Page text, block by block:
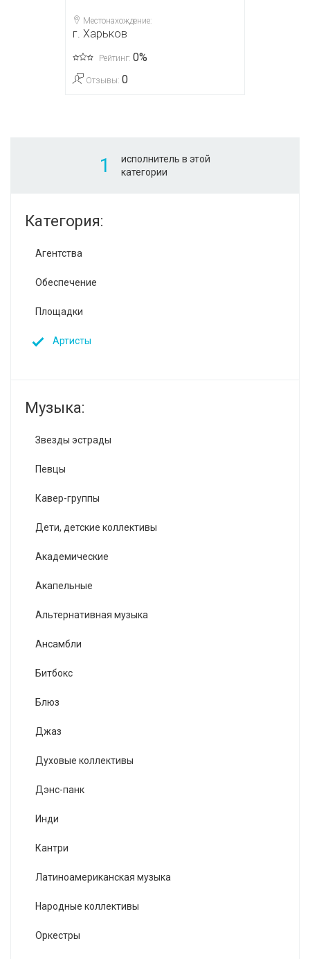
Местонахождение:
г. Харьков
Рейтинг: 0%
Отзывы: 0
1
исполнитель в этой
категории
Категория:
Агентства
Обеспечение
Площадки
Артисты
Музыка:
Звезды эстрады
Певцы
Кавер-группы
Дети, детские коллективы
Академические
Акапельные
Альтернативная музыка
Ансамбли
Битбокс
Блюз
Джаз
Духовые коллективы
Дэнс-панк
Инди
Кантри
Латиноамериканская музыка
Народные коллективы
Оркестры